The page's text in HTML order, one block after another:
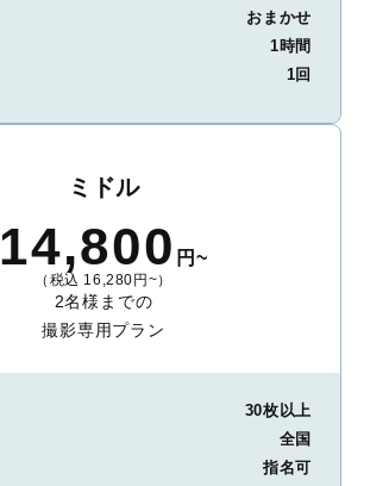
おまかせ
1時間
1回
ミドル
14,800 円~
（税込 16,280円~）
2名様までの
撮影専用プラン
30枚以上
全国
指名可